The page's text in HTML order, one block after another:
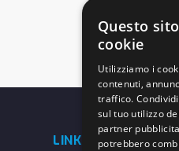
LINK UTILI
Questo
cookie
Utilizziamo i
contenuti,
traffico.
sul tuo utilizzo
partner
potrebbero